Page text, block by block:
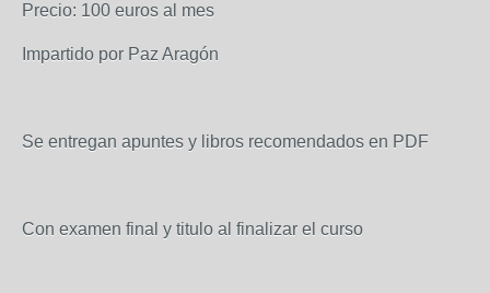
Precio: 100 euros al mes
Impartido por Paz Aragón
Se entregan apuntes y libros recomendados en PDF
Con examen final y titulo al finalizar el curso